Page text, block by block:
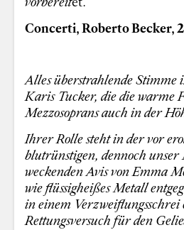
Concerti, Roberto Becker,
Alles überstrahlende Stimme
Karis Tucker, die die warme
Mezzosoprans auch in der
Ihrer Rolle steht in der vor
blutrünstigen, dennoch
weckenden Avis von Emma
wie flüssigheißes Metall
in einem
Rettungsversuch für den